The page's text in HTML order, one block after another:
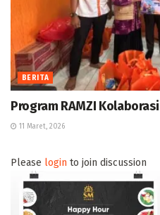
BERITA
Program RAMZI
11 Maret, 2026
Please login to join discussion